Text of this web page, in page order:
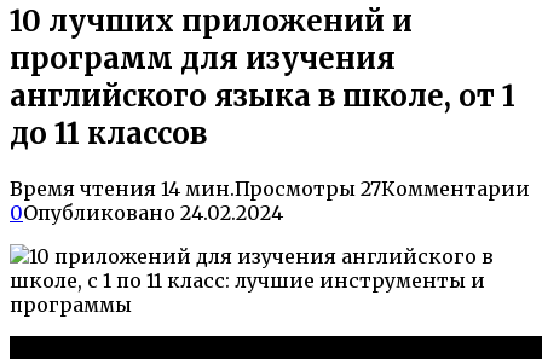
10 лучших приложений и
программ для изучения
английского языка в школе, от 1
до 11 классов
Время чтения 14 мин.Просмотры 27Комментарии
0Опубликовано 24.02.2024